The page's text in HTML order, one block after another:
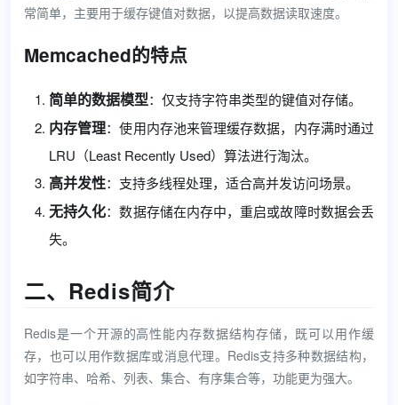
常简单，主要用于缓存键值对数据，以提高数据读取速度。
Memcached的特点
简单的数据模型：仅支持字符串类型的键值对存储。
内存管理：使用内存池来管理缓存数据，内存满时通过
LRU（Least Recently Used）算法进行淘汰。
高并发性：支持多线程处理，适合高并发访问场景。
无持久化：数据存储在内存中，重启或故障时数据会丢
失。
二、Redis简介
Redis是一个开源的高性能内存数据结构存储，既可以用作缓
存，也可以用作数据库或消息代理。Redis支持多种数据结构，
如字符串、哈希、列表、集合、有序集合等，功能更为强大。